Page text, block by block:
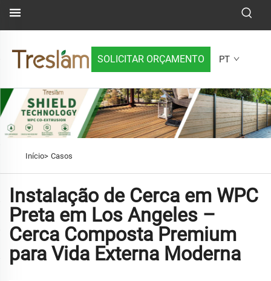
SOLICITAR ORÇAMENTO PT
Início> Casos
Instalação de Cerca em WPC
Preta em Los Angeles –
Cerca Composta Premium
para Vida Externa Moderna